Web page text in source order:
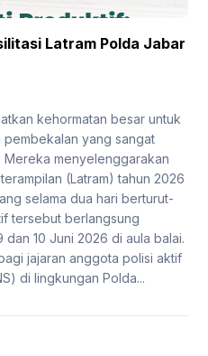
Latram Polda Jabar
kehormatan besar untuk
pembekalan yang sangat
menyelenggarakan
(Latram) tahun 2026
selama dua hari berturut-
tersebut berlangsung
10 Juni 2026 di aula balai.
jajaran anggota polisi aktif
di lingkungan Polda...